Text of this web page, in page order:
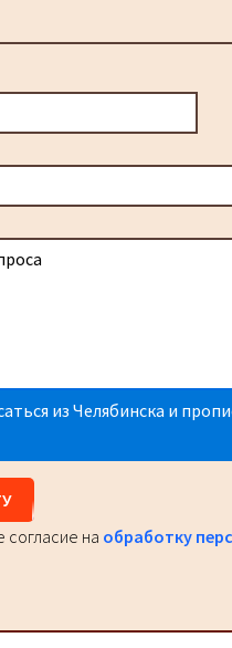
из Челябинска и
на обработку